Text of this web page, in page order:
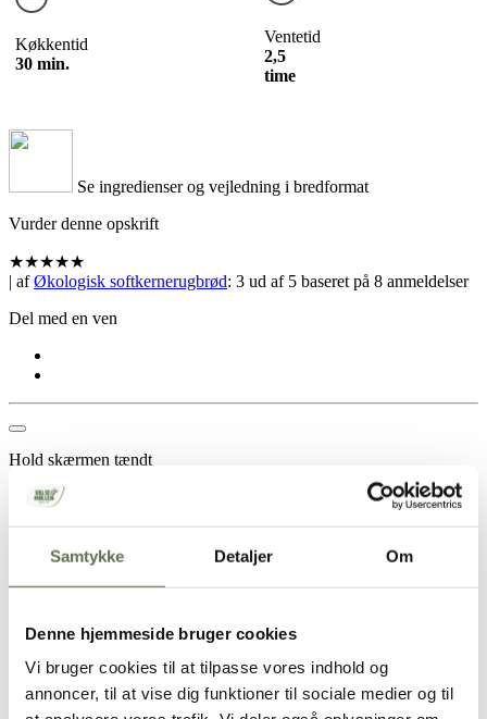
Samtykke Detaljer Om
Denne hjemmeside bruger cookies
Vi bruger cookies til at tilpasse vores indhold og
annoncer, til at vise dig funktioner til sociale medier og til
Køkkentid
30 min.
Ventetid
2,5
time
Se ingredienser og vejledning i bredformat
Vurder denne opskrift
★★★★★
| afØkologisk softkernerugbrød: 3 ud af 5 baseret på 8 anmeldelser
Del med en ven
Hold skærmen tændt
Opskrift
1 rugbrød
25 g økologisk gær
200 g Valsemøllen ØKO Rugmel
1000 g Valsemøllen ØKO Hvedemel
100 gValsemøllen ØKO Solsikkekerner